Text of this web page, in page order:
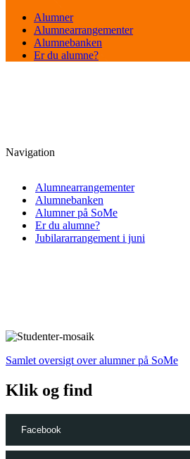
Alumner
Alumnearrangementer
Alumnebanken
Er du alumne?
Navigation
Alumnearrangementer
Alumnebanken
Alumner på SoMe
Er du alumne?
Jubilararrangement i juni
Samlet oversigt over alumner på SoMe
Klik og find
Facebook